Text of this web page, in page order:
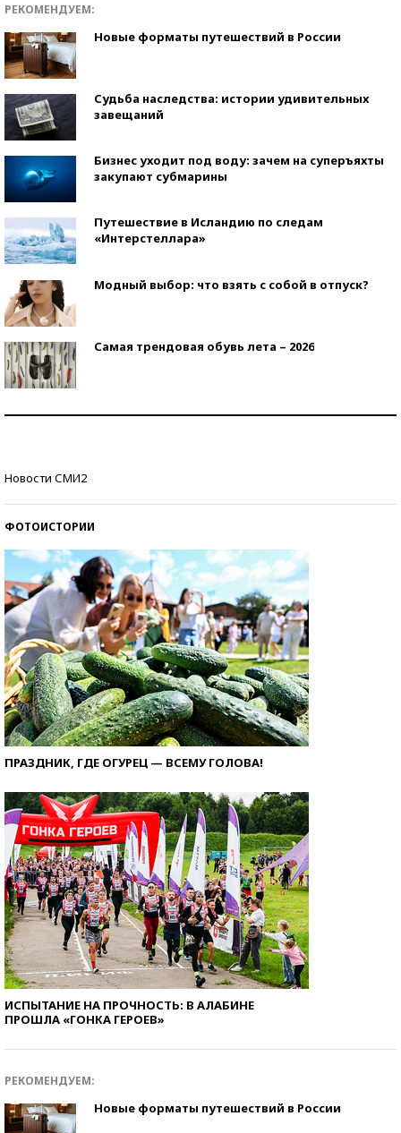
РЕКОМЕНДУЕМ:
Новые форматы путешествий в России
Судьба наследства: истории удивительных
завещаний
Бизнес уходит под воду: зачем на суперъяхты
закупают субмарины
Путешествие в Исландию по следам
«Интерстеллара»
Модный выбор: что взять с собой в отпуск?
Самая трендовая обувь лета – 2026
Новости СМИ2
ФОТОИСТОРИИ
ПРАЗДНИК, ГДЕ ОГУРЕЦ — ВСЕМУ ГОЛОВА!
ИСПЫТАНИЕ НА ПРОЧНОСТЬ: В АЛАБИНЕ
ПРОШЛА «ГОНКА ГЕРОЕВ»
РЕКОМЕНДУЕМ:
Новые форматы путешествий в России